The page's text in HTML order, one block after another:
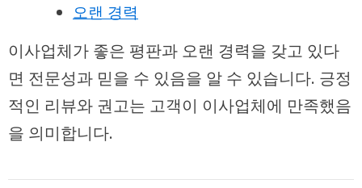
오랜 경력
이사업체가 좋은 평판과 오랜 경력을 갖고 있다
면 전문성과 믿을 수 있음을 알 수 있습니다. 긍정
적인 리뷰와 권고는 고객이 이사업체에 만족했음
을 의미합니다.